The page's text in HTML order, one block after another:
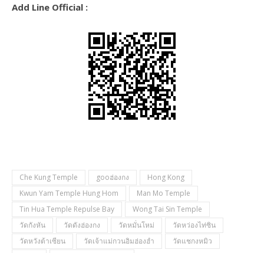
Add Line Official :
Che Kung Temple gooฮ่องกง
Hong Kong
Kwun Yam Temple Hung Hom
Man Mo Temple
Tin Hua Temple Repulse Bay
Wong Tai Sin Temple
วัดกังหัน
วัดดังฮ่องกง วัดหมั่นโหม่
วัดหว่องไท่ซิน
วัดหวังต้าเซียน
วัดเจ้าแม่กวนอิมฮ่องฮำ
วัดแชกงหมิว